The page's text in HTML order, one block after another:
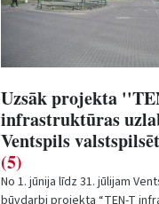
Uzsāk projekta
infrastruktūras
Ventspils
(5)
No 1. jūnija līdz 31. jūlijam
būvdarbi projekta “TEN-T